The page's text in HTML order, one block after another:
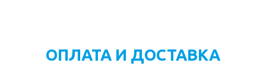
ОПЛАТА И ДОСТАВКА